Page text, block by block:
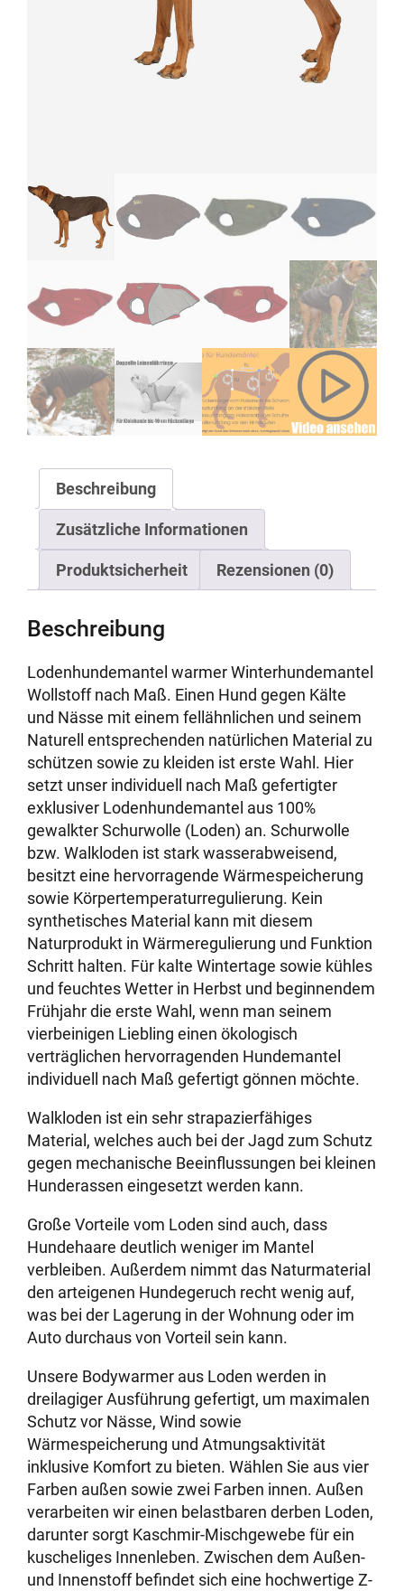
Beschreibung
Zusätzliche Informationen
Produktsicherheit Rezensionen (0)
Beschreibung
Lodenhundemantel warmer Winterhundemantel
Wollstoff nach Maß. Einen Hund gegen Kälte
und Nässe mit einem fellähnlichen und seinem
Naturell entsprechenden natürlichen Material zu
schützen sowie zu kleiden ist erste Wahl. Hier
setzt unser individuell nach Maß gefertigter
exklusiver Lodenhundemantel aus 100%
gewalkter Schurwolle (Loden) an. Schurwolle
bzw. Walkloden ist stark wasserabweisend,
besitzt eine hervorragende Wärmespeicherung
sowie Körpertemperaturregulierung. Kein
synthetisches Material kann mit diesem
Naturprodukt in Wärmeregulierung und Funktion
Schritt halten. Für kalte Wintertage sowie kühles
und feuchtes Wetter in Herbst und beginnendem
Frühjahr die erste Wahl, wenn man seinem
vierbeinigen Liebling einen ökologisch
verträglichen hervorragenden Hundemantel
individuell nach Maß gefertigt gönnen möchte.
Walkloden ist ein sehr strapazierfähiges
Material, welches auch bei der Jagd zum Schutz
gegen mechanische Beeinflussungen bei kleinen
Hunderassen eingesetzt werden kann.
Große Vorteile vom Loden sind auch, dass
Hundehaare deutlich weniger im Mantel
verbleiben. Außerdem nimmt das Naturmaterial
den arteigenen Hundegeruch recht wenig auf,
was bei der Lagerung in der Wohnung oder im
Auto durchaus von Vorteil sein kann.
Unsere Bodywarmer aus Loden werden in
dreilagiger Ausführung gefertigt, um maximalen
Schutz vor Nässe, Wind sowie
Wärmespeicherung und Atmungsaktivität
inklusive Komfort zu bieten. Wählen Sie aus vier
Farben außen sowie zwei Farben innen. Außen
verarbeiten wir einen belastbaren derben Loden,
darunter sorgt Kaschmir-Mischgewebe für ein
kuscheliges Innenleben. Zwischen dem Außen-
und Innenstoff befindet sich eine hochwertige Z-